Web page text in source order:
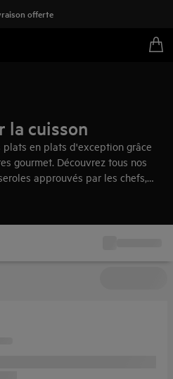
offerte
la cuisson
en plats d'exception grâce
gourmet. Découvrez tous nos
approuvés par les chefs,